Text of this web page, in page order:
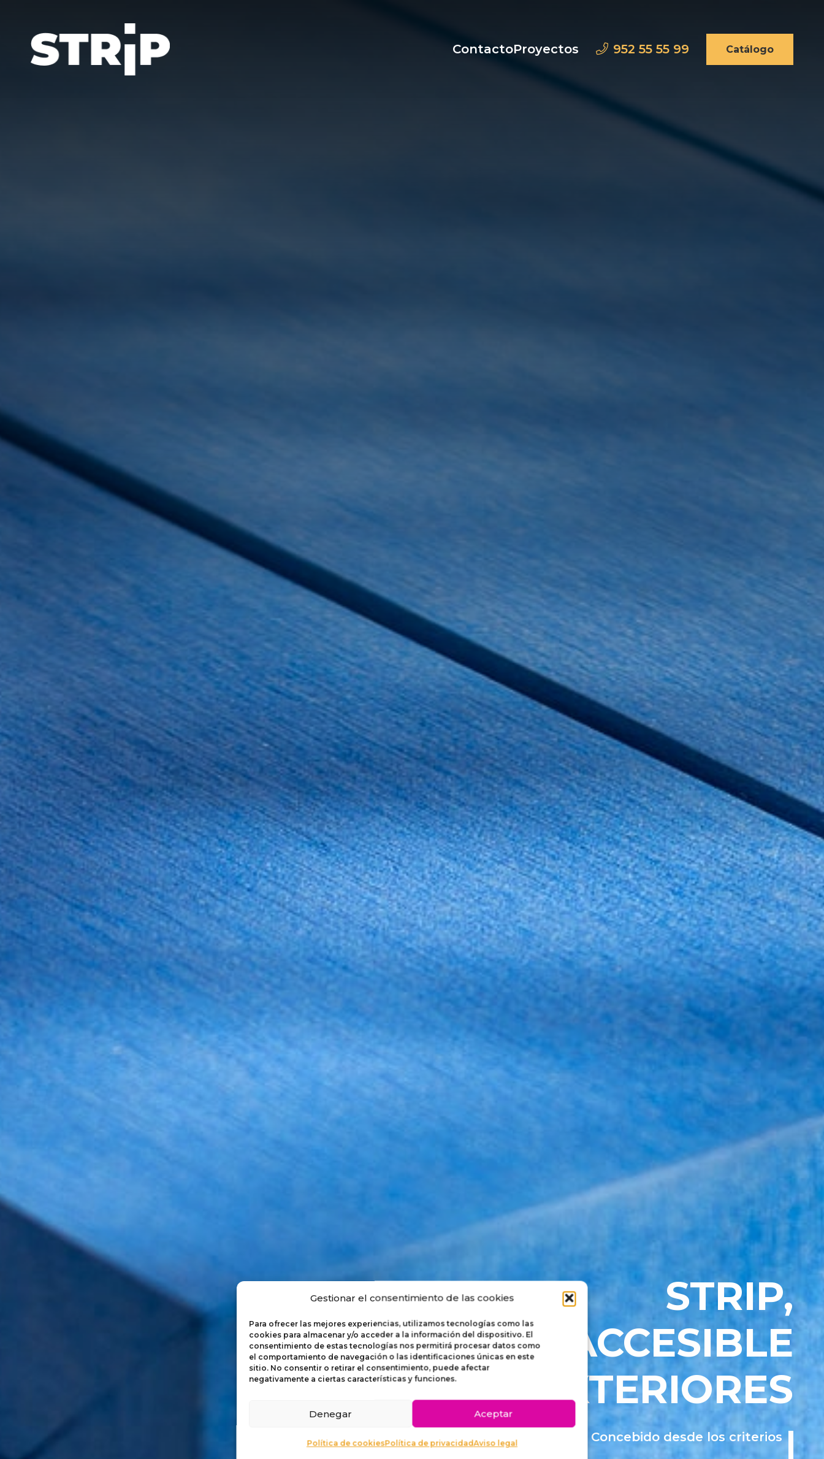
Gestionar el consentimiento de las cookies
Para ofrecer las mejores experiencias, utilizamos tecnologías como las
cookies para almacenar y/o acceder a la información del dispositivo. El
consentimiento de estas tecnologías nos permitirá procesar datos como
el comportamiento de navegación o las identificaciones únicas en este
sitio. No consentir o retirar el consentimiento, puede afectar
negativamente a ciertas características y funciones.
Aceptar
Denegar
Política de cookiesPolítica de privacidadAviso legal
ContactoProyectos 952 55 55 99 Catálogo
STRIP,
MOBILIARIO ACCESIBLE
PARA EXTERIORES
Concebido desde los criterios